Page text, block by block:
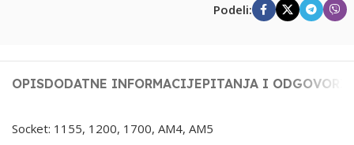
Podeli:
OPISDODATNE INFORMACIJEPITANJA I ODGOVORI
Socket: 1155, 1200, 1700, AM4, AM5